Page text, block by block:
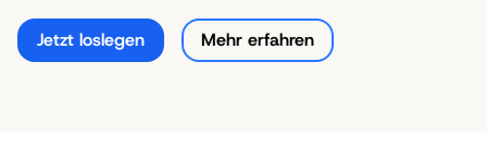
Jetzt loslegen Mehr erfahren